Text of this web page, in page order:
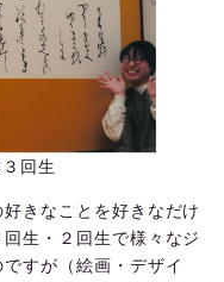
回生
きなことを好きなだけ
生・２回生で様々なジ
すが（絵画・デザイ